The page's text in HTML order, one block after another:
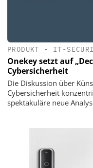
PRODUKT • IT-
Onekey setzt auf
Cybersicherheit
Die Diskussion über
Cybersicherheit
spektakuläre neue